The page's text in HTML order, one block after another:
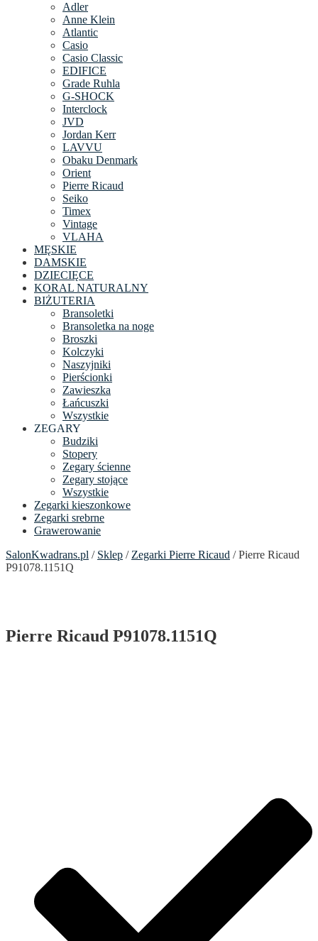
Adler
Anne Klein
Atlantic
Casio
Casio Classic
EDIFICE
Grade Ruhla
G-SHOCK
Interclock
JVD
Jordan Kerr
LAVVU
Obaku Denmark
Orient
Pierre Ricaud
Seiko
Timex
Vintage
VLAHA
MĘSKIE
DAMSKIE
DZIECIĘCE
KORAL NATURALNY
BIŻUTERIA
Bransoletki
Bransoletka na noge
Broszki
Kolczyki
Naszyjniki
Pierścionki
Zawieszka
Łańcuszki
Wszystkie
ZEGARY
Budziki
Stopery
Zegary ścienne
Zegary stojące
Wszystkie
Zegarki kieszonkowe
Zegarki srebrne
Grawerowanie
SalonKwadrans.pl / Sklep / Zegarki Pierre Ricaud / Pierre Ricaud
P91078.1151Q
Pierre Ricaud P91078.1151Q